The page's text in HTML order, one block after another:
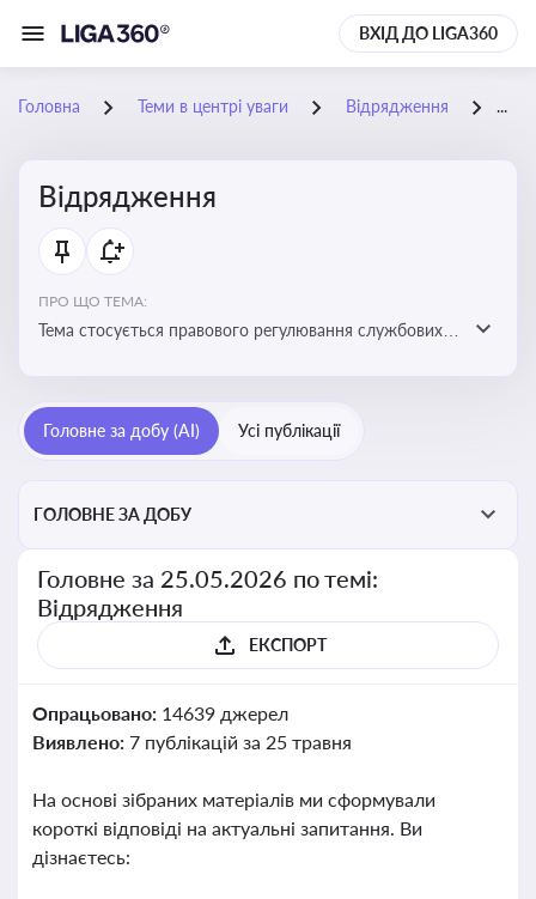
ВХІД ДО LIGA360
Головна Теми в центрі уваги Відрядження 25-
Відрядження
ПРО ЩО ТЕМА:
Тема стосується правового регулювання службових
Головне за добу (AI) Усі публікації
ГОЛОВНЕ ЗА ДОБУ
Головне за 25.05.2026 по темі:
Відрядження
ЕКСПОРТ
Опрацьовано: 14639 джерел
Виявлено: 7 публікацій за 25 травня
На основі зібраних матеріалів ми сформували
короткі відповіді на актуальні запитання. Ви
дізнаєтесь: